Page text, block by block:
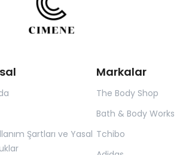
Şartları ve Yasal
Markalar
The Body Shop
Bath & Body Works
Tchibo